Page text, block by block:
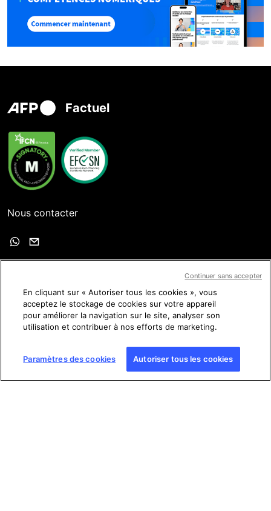
Factuel
Nous contacter
Conditions générales d'utilisation (CGU)
En cliquant sur « Autoriser tous les cookies », vous
acceptez le stockage de cookies sur votre appareil
pour améliorer la navigation sur le site, analyser son
utilisation et contribuer à nos efforts de marketing.
Paramètres des cookies Autoriser tous les cookies
Continuer sans accepter